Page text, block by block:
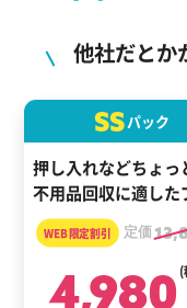
他社だとか
SSパック
押し入れなどちょっ
不用品回収に適した
定価
4,980 (